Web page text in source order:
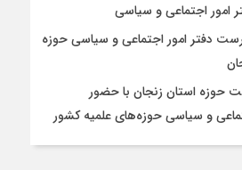
امور اجتماعی و سیاسی
دفتر امور اجتماعی و سیاسی حوزه
حوزه استان زنجان با حضور
و سیاسی حوزه‌های علمیه کشور